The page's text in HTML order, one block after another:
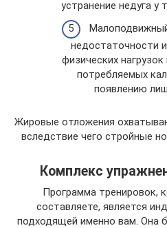
устранение недуга
недостаточности
физических
потребляемых
появлению
Жировые отложения
вследствие чего стройные
Комплекс
Программа тренировок,
составляете, является
подходящей именно вам. Она